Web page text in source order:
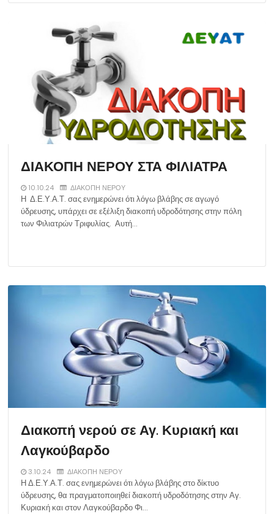
ΔΙΑΚΟΠΗ ΝΕΡΟΥ ΣΤΑ ΦΙΛΙΑΤΡΑ
10.10.24 ΔΙΑΚΟΠΗ ΝΕΡΟΥ
Η Δ.Ε.Υ.Α.Τ. σας ενημερώνει ότι λόγω βλάβης σε αγωγό
ύδρευσης, υπάρχει σε εξέλιξη διακοπή υδροδότησης στην πόλη
των Φιλιατρών Τριφυλίας. Αυτή…
Διακοπή νερού σε Αγ. Κυριακή και
Λαγκούβαρδο
3.10.24 ΔΙΑΚΟΠΗ ΝΕΡΟΥ
Η Δ.Ε.Υ.Α.Τ. σας ενημερώνει ότι λόγω βλάβης στο δίκτυο
ύδρευσης, θα πραγματοποιηθεί διακοπή υδροδότησης στην Αγ.
Κυριακή και στον Λαγκούβαρδο Φι…